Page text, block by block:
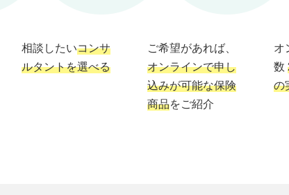
相談したいコンサ
ルタントを選べる
ご希望があれば、
オンラインで申し
込みが可能な保険
商品をご紹介
オ
数
の